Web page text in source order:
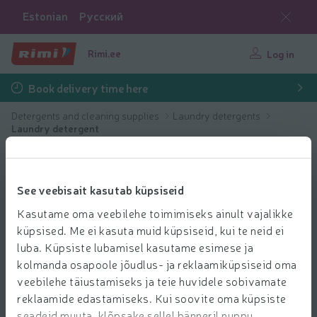
See veebisait kasutab küpsiseid
Kasutame oma veebilehe toimimiseks ainult vajalikke
küpsised. Me ei kasuta muid küpsiseid, kui te neid ei
luba. Küpsiste lubamisel kasutame esimese ja
kolmanda osapoole jõudlus- ja reklaamiküpsiseid oma
veebilehe täiustamiseks ja teie huvidele sobivamate
reklaamide edastamiseks. Kui soovite oma küpsiste
Estonian Русский
Rimi.ee Log in
Book delivery time here
Detergents and cleaning supplies
Laundry detergents
Laundry detergent